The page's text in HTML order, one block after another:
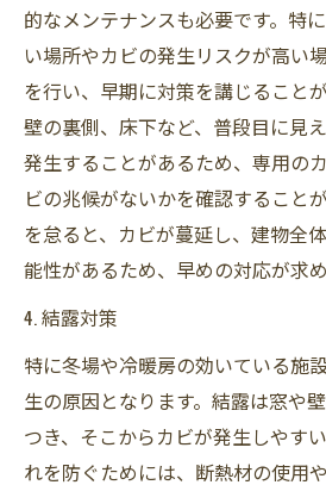
的なメンテナンスも必要です。特
い場所やカビの発生リスクが高い
を行い、早期に対策を講じること
壁の裏側、床下など、普段目に見
発生することがあるため、専用の
ビの兆候がないかを確認すること
を怠ると、カビが蔓延し、建物全
能性があるため、早めの対応が求め
4. 結露対策
特に冬場や冷暖房の効いている施
生の原因となります。結露は窓や
つき、そこからカビが発生しやす
れを防ぐためには、断熱材の使用